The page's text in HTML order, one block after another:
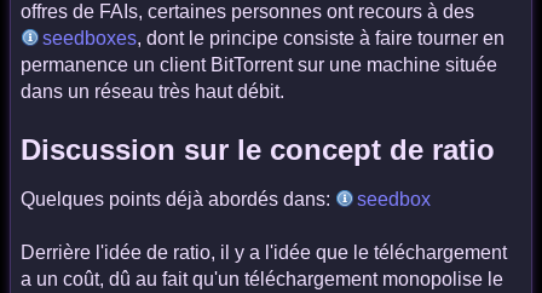
offres de FAIs, certaines personnes ont recours à des
seedboxes, dont le principe consiste à faire tourner en
permanence un client BitTorrent sur une machine située
dans un réseau très haut débit.
Discussion sur le concept de ratio
Quelques points déjà abordés dans: seedbox
Derrière l'idée de ratio, il y a l'idée que le téléchargement
a un coût, dû au fait qu'un téléchargement monopolise le